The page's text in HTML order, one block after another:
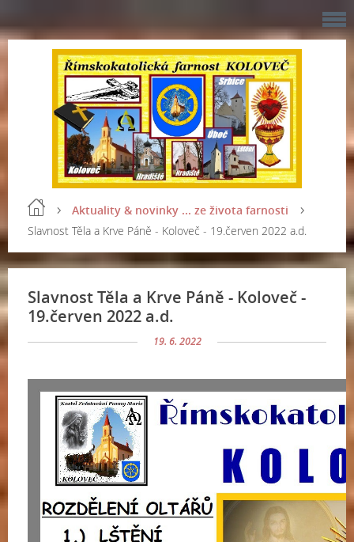
Aktuality & novinky ... ze života farnosti
Slavnost Těla a Krve Páně - Koloveč - 19.červen 2022 a.d.
Slavnost Těla a Krve Páně - Koloveč -
19.červen 2022 a.d.
19. 6. 2022